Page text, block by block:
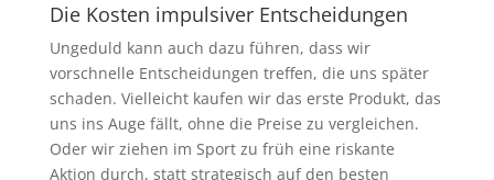
Die Kosten impulsiver Entscheidungen
Ungeduld kann auch dazu führen, dass wir
vorschnelle Entscheidungen treffen, die uns später
schaden. Vielleicht kaufen wir das erste Produkt, das
uns ins Auge fällt, ohne die Preise zu vergleichen.
Oder wir ziehen im Sport zu früh eine riskante
Aktion durch, statt strategisch auf den besten